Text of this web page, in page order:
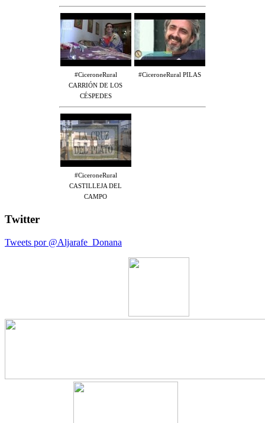
#CiceroneRural
CARRIÓN DE LOS
CÉSPEDES
#CiceroneRural PILAS
#CiceroneRural
CASTILLEJA DEL
CAMPO
Twitter
Tweets por @Aljarafe_Donana